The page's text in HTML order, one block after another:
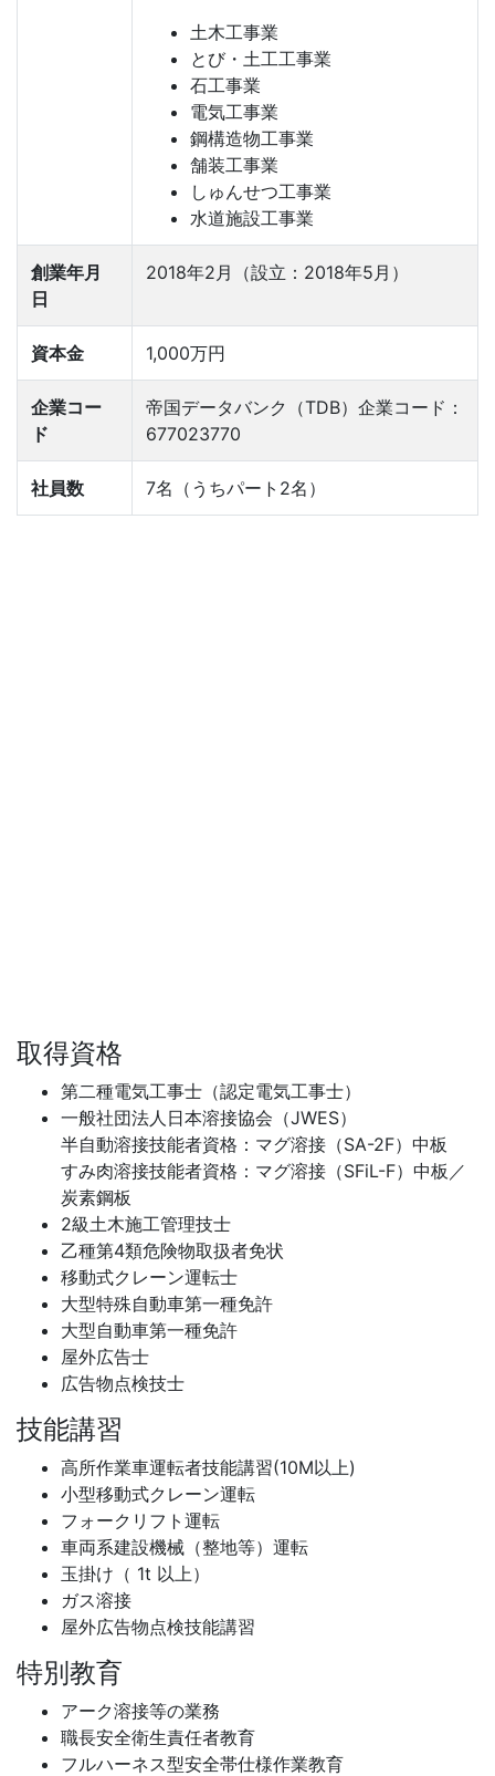
土木工事業
とび・土工工事業
石工事業
電気工事業
鋼構造物工事業
舗装工事業
しゅんせつ工事業
水道施設工事業
創業年月
日
2018年2月（設立：2018年5月）
資本金 1,000万円
企業コー
ド
帝国データバンク（TDB）企業コード：
677023770
社員数 7名（うちパート2名）
取得資格
第二種電気工事士（認定電気工事士）
一般社団法人日本溶接協会（JWES）
半自動溶接技能者資格：マグ溶接（SA-2F）中板
すみ肉溶接技能者資格：マグ溶接（SFiL-F）中板／
炭素鋼板
2級土木施工管理技士
乙種第4類危険物取扱者免状
移動式クレーン運転士
大型特殊自動車第一種免許
大型自動車第一種免許
屋外広告士
広告物点検技士
技能講習
高所作業車運転者技能講習(10M以上)
小型移動式クレーン運転
フォークリフト運転
車両系建設機械（整地等）運転
玉掛け（ 1t 以上）
ガス溶接
屋外広告物点検技能講習
特別教育
アーク溶接等の業務
職長安全衛生責任者教育
フルハーネス型安全帯仕様作業教育